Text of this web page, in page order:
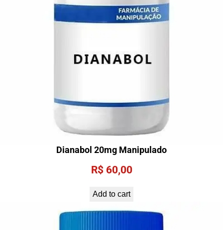
Dianabol 20mg Manipulado
R$ 60,00
Add to cart